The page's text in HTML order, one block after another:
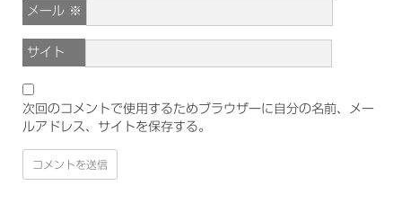
メール ※
サイト
次回のコメントで使用するためブラウザーに自分の名前、メー
ルアドレス、サイトを保存する。